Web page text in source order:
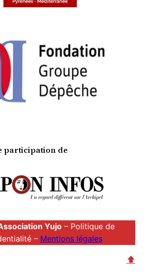
participation de
Yujo – Politique de
– Mentions légales
⬆︎